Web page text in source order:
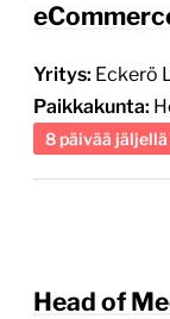
Yritys: Eckerö
Paikkakunta:
8 päivää jäljellä
Head of